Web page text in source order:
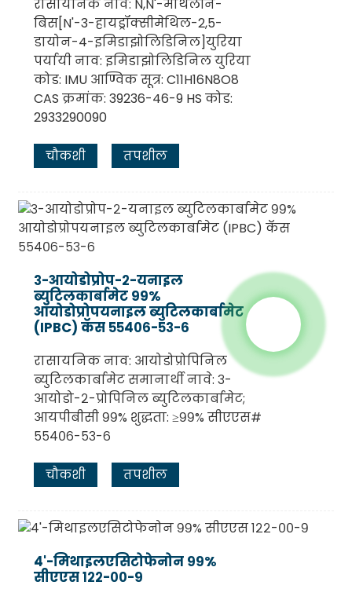
रासायनिक नाव: N,N'-मेथिलीन-
बिस[N'-3-हायड्रॉक्सीमेथिल-2,5-
डायोन-4-इमिडाझोलिडिनिल]युरिया
पर्यायी नाव: इमिडाझोलिडिनिल युरिया
कोड: IMU आण्विक सूत्र: C11H16N8O8
CAS क्रमांक: 39236-46-9 HS कोड:
2933290090
चौकशी तपशील
३-आयोडोप्रोप-२-यनाइल
ब्युटिलकार्बामेट ९९%
आयोडोप्रोपयनाइल ब्युटिलकार्बामेट
(IPBC) कॅस ५५४०६-५३-६
रासायनिक नाव: आयोडोप्रोपिनिल
ब्युटिलकार्बामेट समानार्थी नावे: ३-
आयोडो-२-प्रोपिनिल ब्युटिलकार्बामेट;
आयपीबीसी ९९% शुद्धता: ≥९९% सीएएस#
५५४०६-५३-६
चौकशी तपशील
४'-मिथाइलएसिटोफेनोन ९९%
सीएएस १२२-००-९